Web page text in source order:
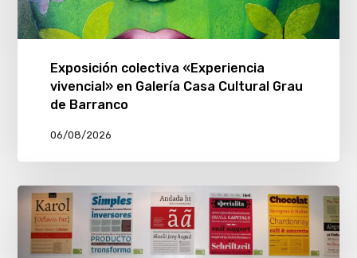
Exposición colectiva «Experiencia
vivencial» en Galería Casa Cultural Grau
de Barranco
06/08/2026